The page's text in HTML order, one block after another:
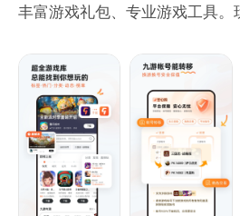
丰富游戏礼包、专业游戏工具
到同好，在游戏中畅聊，享受无